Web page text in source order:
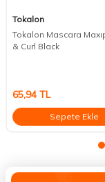
Tokalon
Tokalon Mascara
& Curl Black
65,94 TL
Sepete Ekle